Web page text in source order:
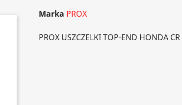
Marka PROX
PROX USZCZELKI TOP-END HONDA